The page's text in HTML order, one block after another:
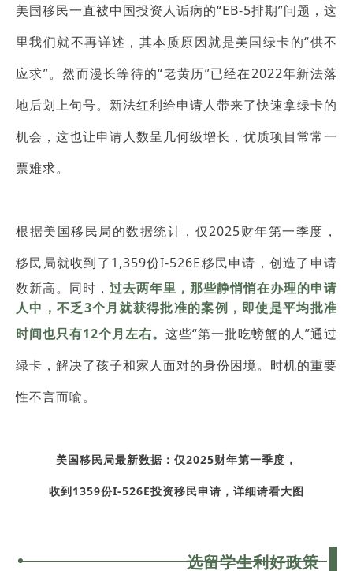
美国移民一直被中国投资人诟病的“EB-5排期”问题，这
里我们就不再详述，其本质原因就是美国绿卡的“供不
应求”。然而漫长等待的“老黄历”已经在2022年新法落
地后划上句号。新法红利给申请人带来了快速拿绿卡的
机会，这也让申请人数呈几何级增长，优质项目常常一
票难求。
根据美国移民局的数据统计，仅2025财年第一季度，
移民局就收到了1,359份I-526E移民申请 ，创造了申请
数新高。同时， 过去两年里，那些静悄悄在办理的申请
人中，不乏3个月就获得批准的案例，即使是平均批准
时间也只有12个月左右。 这些“第一批吃螃蟹的人”通过
绿卡，解决了孩子和家人面对的身份困境。时机的重要
性不言而喻。
美国移民局最新数据：仅2025财年第一季度，
收到1359份I-526E投资移民申请，详细请看大图
选留学生利好政策